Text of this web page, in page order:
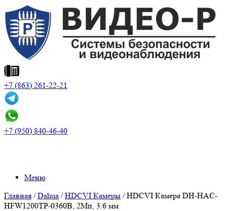
+7 (863) 261-22-21
+7 (950) 840-46-40
Меню
Главная /Dahua /HDCVI Камеры / HDCVI Камера DH-HAC-
HFW1200TP-0360B, 2Mп, 3.6 мм